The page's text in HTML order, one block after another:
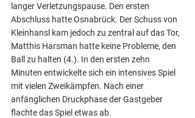
langer Verletzungspause. Den ersten
Abschluss hatte Osnabrück. Der Schuss von
Kleinhansl kam jedoch zu zentral auf das Tor,
Matthis Harsman hatte keine Probleme, den
Ball zu halten (4.). In den ersten zehn
Minuten entwickelte sich ein intensives Spiel
mit vielen Zweikämpfen. Nach einer
anfänglichen Druckphase der Gastgeber
flachte das Spiel etwas ab.